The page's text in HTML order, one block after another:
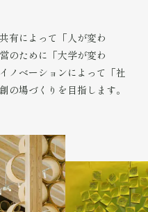
有によって「人が変わ
のために「大学が変わ
ノベーションによって「社
の場づくりを目指します。